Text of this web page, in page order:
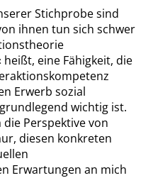
Stichprobe sind
ihnen tun sich schwer
heißt, eine Fähigkeit, die
Erwerb sozial
wichtig ist.
Perspektive von
diesen konkreten
Erwartungen an mich